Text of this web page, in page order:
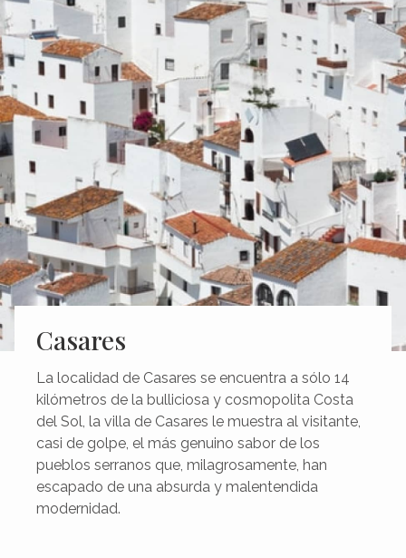
Casares
La localidad de Casares se encuentra a sólo 14
kilómetros de la bulliciosa y cosmopolita Costa
del Sol, la villa de Casares le muestra al visitante,
casi de golpe, el más genuino sabor de los
pueblos serranos que, milagrosamente, han
escapado de una absurda y malentendida
modernidad.